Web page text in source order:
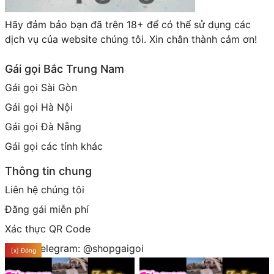
Hãy đảm bảo bạn đã trên 18+ để có thể sử dụng các
dịch vụ của website chúng tôi. Xin chân thành cảm ơn!
Gái gọi Bắc Trung Nam
Gái gọi Sài Gòn
Gái gọi Hà Nội
Gái gọi Đà Nẵng
Gái gọi các tỉnh khác
Thông tin chung
Liên hệ chúng tôi
Đăng gái miễn phí
Xác thực QR Code
Group telegram: @shopgaigoi
[x] Đóng